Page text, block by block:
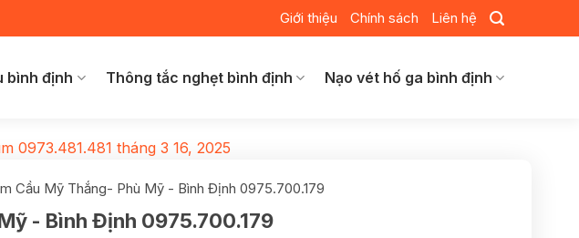
Giới thiệu Chính sách Liên hệ
bình định Thông tắc nghẹt bình định Nạo vét hố ga bình định
0973.481.481 tháng 3 16, 2025
Cầu Mỹ Thắng- Phù Mỹ - Bình Định 0975.700.179
- Bình Định 0975.700.179